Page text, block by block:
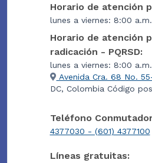
Horario de atención
lunes a viernes: 8:00
Horario de atención
radicación - PQRSD:
lunes a viernes: 8:00
Avenida Cra. 68 No.
DC, Colombia Código
Teléfono
4377030 - (601) 4377100
Líneas gratuitas: